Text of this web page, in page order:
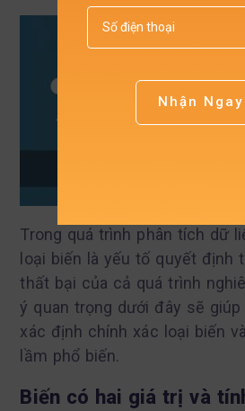
Trong quá trình phân tích dữ
loại biến là yếu tố quyết định
thất bại của cả quá trình
ý quan trọng dưới đây sẽ
xác định chính xác loại biến
lầm phổ biến.
Biến có hai giá trị và
Nhận Ngay